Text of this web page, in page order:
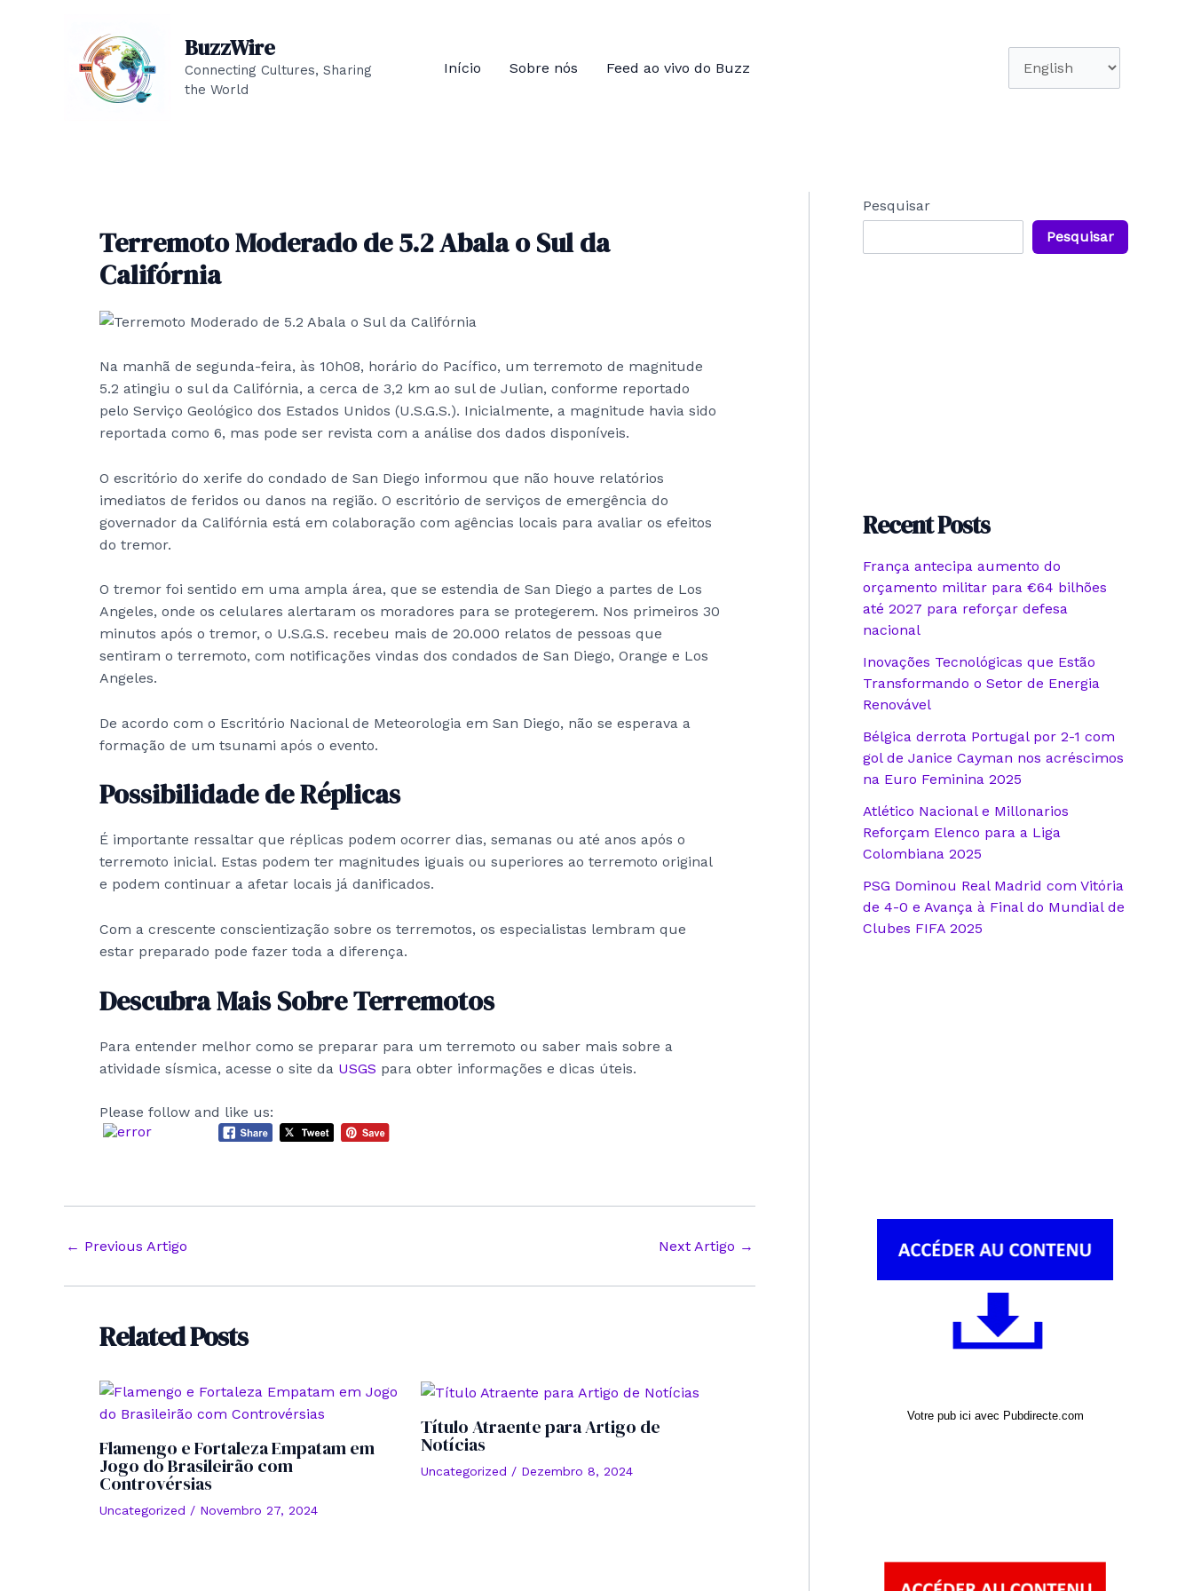
BuzzWire
Connecting Cultures, Sharing
the World
Início Sobre nós Feed ao vivo do Buzz
Terremoto Moderado de 5.2 Abala o Sul da
Califórnia
Na manhã de segunda-feira, às 10h08, horário do Pacífico, um terremoto de magnitude
5.2 atingiu o sul da Califórnia, a cerca de 3,2 km ao sul de Julian, conforme reportado
pelo Serviço Geológico dos Estados Unidos (U.S.G.S.). Inicialmente, a magnitude havia sido
reportada como 6, mas pode ser revista com a análise dos dados disponíveis.
O escritório do xerife do condado de San Diego informou que não houve relatórios
imediatos de feridos ou danos na região. O escritório de serviços de emergência do
governador da Califórnia está em colaboração com agências locais para avaliar os efeitos
do tremor.
O tremor foi sentido em uma ampla área, que se estendia de San Diego a partes de Los
Angeles, onde os celulares alertaram os moradores para se protegerem. Nos primeiros 30
minutos após o tremor, o U.S.G.S. recebeu mais de 20.000 relatos de pessoas que
sentiram o terremoto, com notificações vindas dos condados de San Diego, Orange e Los
Angeles.
De acordo com o Escritório Nacional de Meteorologia em San Diego, não se esperava a
formação de um tsunami após o evento.
Possibilidade de Réplicas
É importante ressaltar que réplicas podem ocorrer dias, semanas ou até anos após o
terremoto inicial. Estas podem ter magnitudes iguais ou superiores ao terremoto original
e podem continuar a afetar locais já danificados.
Com a crescente conscientização sobre os terremotos, os especialistas lembram que
estar preparado pode fazer toda a diferença.
Descubra Mais Sobre Terremotos
Para entender melhor como se preparar para um terremoto ou saber mais sobre a
atividade sísmica, acesse o site da USGS para obter informações e dicas úteis.
Please follow and like us:
Post
← Previous Artigo Next Artigo →
Related Posts
Flamengo e Fortaleza Empatam em
Jogo do Brasileirão com
Controvérsias
Uncategorized / Novembro 27, 2024
Título Atraente para Artigo de
Notícias
Uncategorized / Dezembro 8, 2024
Pesquisar
Pesquisar
Recent Posts
França antecipa aumento do
orçamento militar para €64 bilhões
até 2027 para reforçar defesa
nacional
Inovações Tecnológicas que Estão
Transformando o Setor de Energia
Renovável
Bélgica derrota Portugal por 2-1 com
gol de Janice Cayman nos acréscimos
na Euro Feminina 2025
Atlético Nacional e Millonarios
Reforçam Elenco para a Liga
Colombiana 2025
PSG Dominou Real Madrid com Vitória
de 4-0 e Avança à Final do Mundial de
Clubes FIFA 2025
Votre pub ici avec Pubdirecte.com